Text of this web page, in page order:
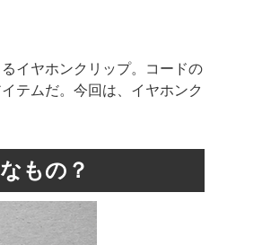
イヤホンクリップ。コードの
テムだ。今回は、イヤホンク
もの？